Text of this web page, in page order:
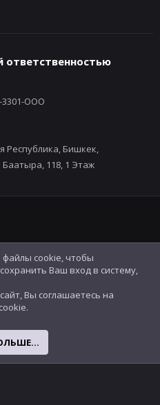
ответственностью
3301-ООО
Республика, Бишкек,
118, 1 Этаж
файлы cookie, чтобы
Ваш вход в систему,
Вы соглашаетесь на